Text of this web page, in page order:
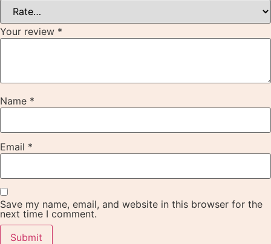
Your review *
Name *
Email *
Save my name, email, and website in this browser for the
next time I comment.